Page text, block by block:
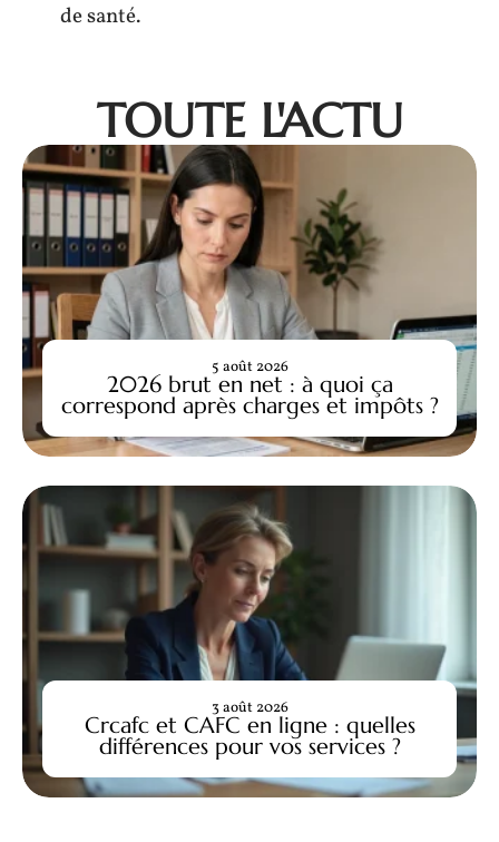
de santé.
TOUTE L'ACTU
2026 brut en net : à quoi ça
correspond après charges et impôts ?
5 août 2026
Crcafc et CAFC en ligne : quelles
différences pour vos services ?
3 août 2026